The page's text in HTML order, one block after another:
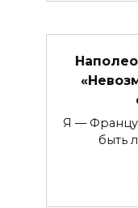
Я —
быть